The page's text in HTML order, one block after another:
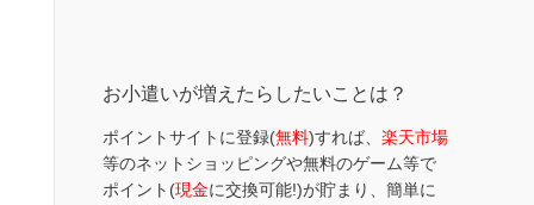
お小遣いが増えたらしたいことは？
ポイントサイトに登録(無料)すれば、 楽天市場
等のネットショッピングや無料のゲーム等で
ポイント(現金に交換可能!)が貯まり、簡単に